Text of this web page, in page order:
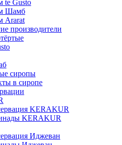
te Gusto
Шамб
Ararat
производители
сиропы
в сиропе
KERAKUR
KERAKUR
Иджеван